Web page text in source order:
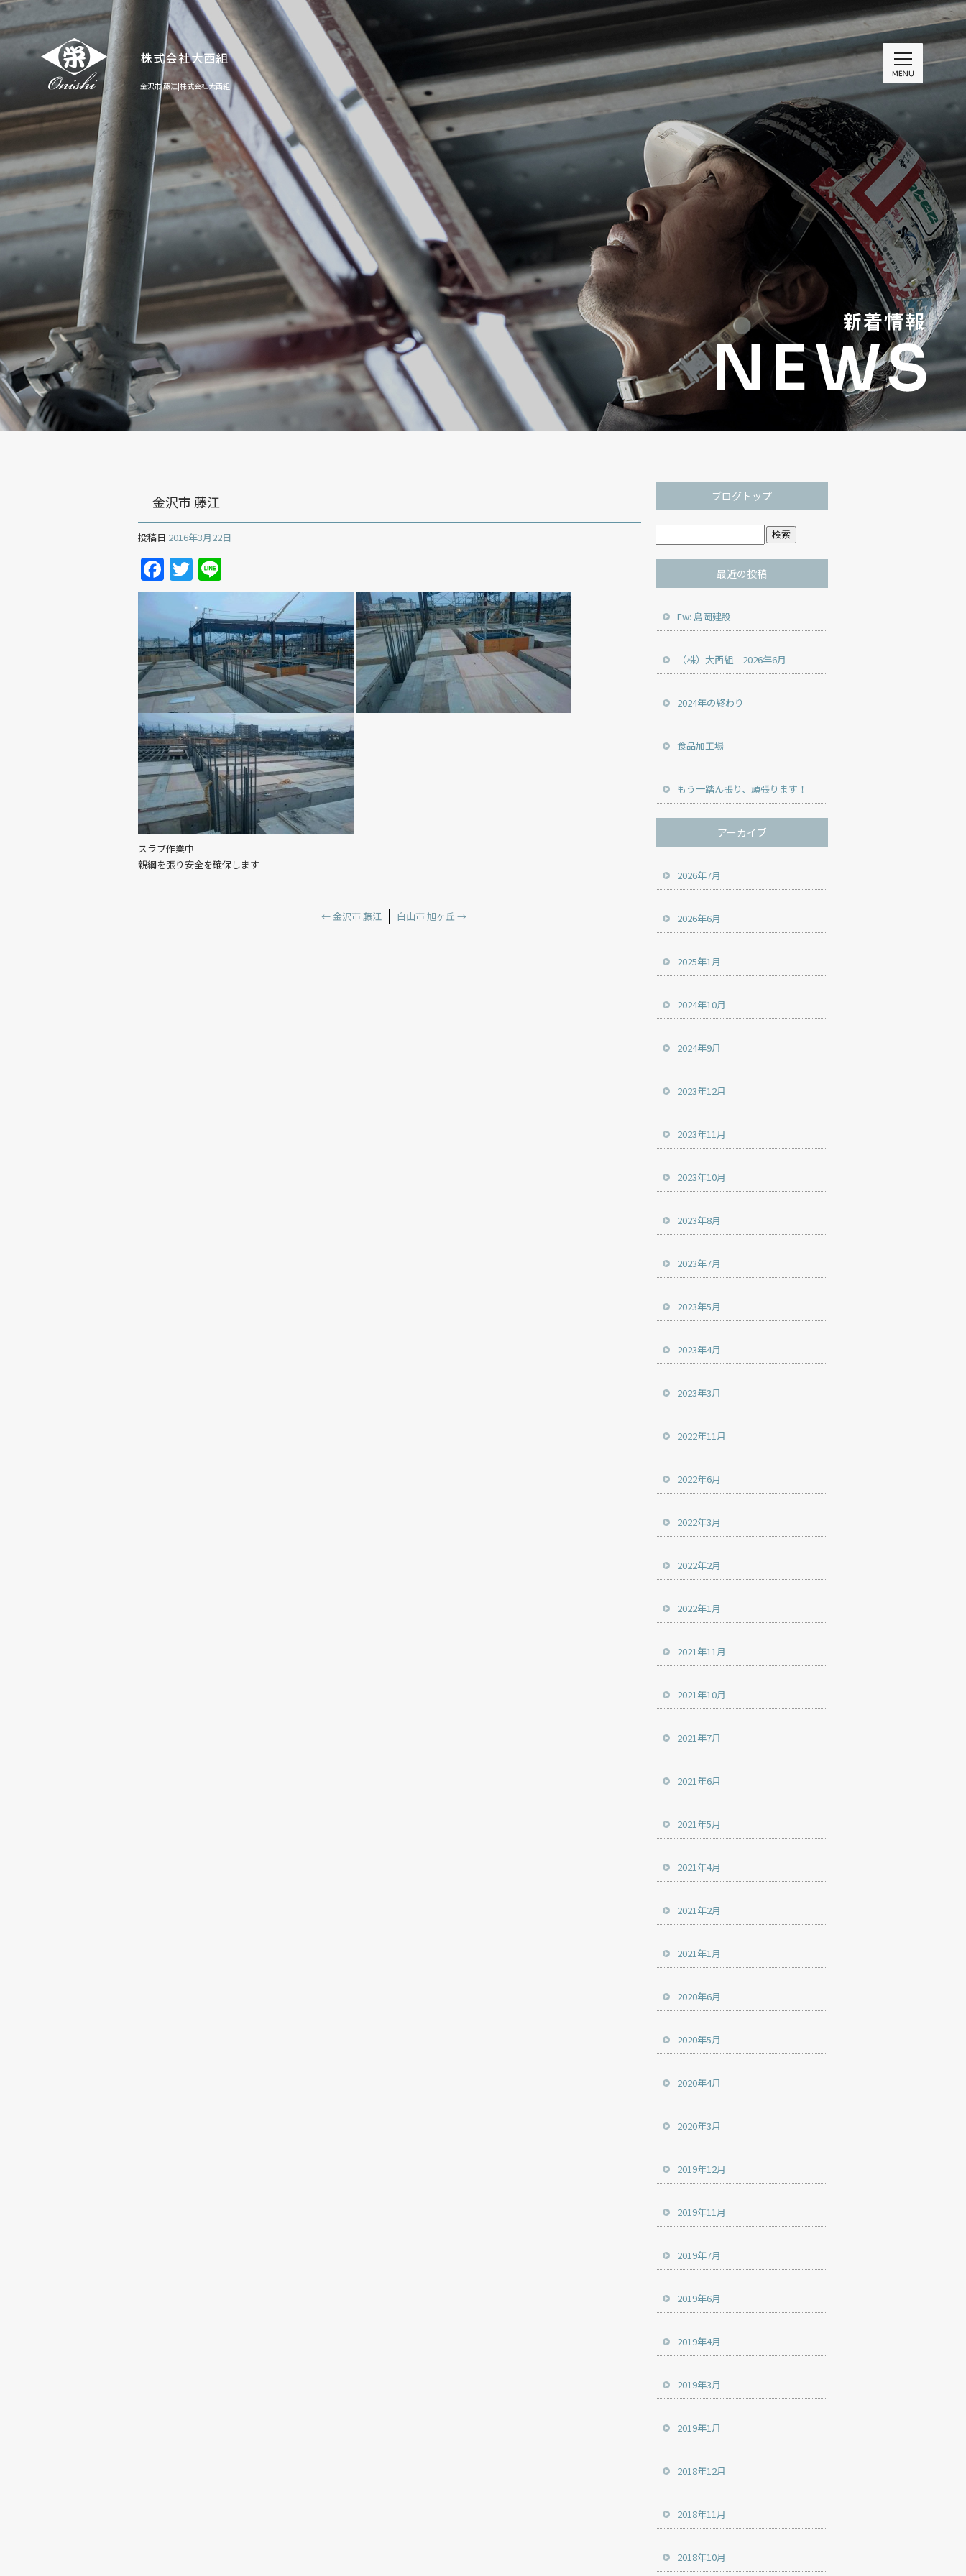
金沢市 藤江|株式会社大西組
金沢市 藤江
投稿日 2016年3月22日
Facebook
Twitter
スラブ作業中
親綱を張り安全を確保します
← 金沢市 藤江 白山市 旭ヶ丘 →
ブログトップ
最近の投稿
Fw: 島岡建設
（株）大西組 2026年6月
2024年の終わり
食品加工場
もう一踏ん張り、頑張ります！
アーカイブ
2026年7月
2026年6月
2025年1月
2024年10月
2024年9月
2023年12月
2023年11月
2023年10月
2023年8月
2023年7月
2023年5月
2023年4月
2023年3月
2022年11月
2022年6月
2022年3月
2022年2月
2022年1月
2021年11月
2021年10月
2021年7月
2021年6月
2021年5月
2021年4月
2021年2月
2021年1月
2020年6月
2020年5月
2020年4月
2020年3月
2019年12月
2019年11月
2019年7月
2019年6月
2019年4月
2019年3月
2019年1月
2018年12月
2018年11月
2018年10月